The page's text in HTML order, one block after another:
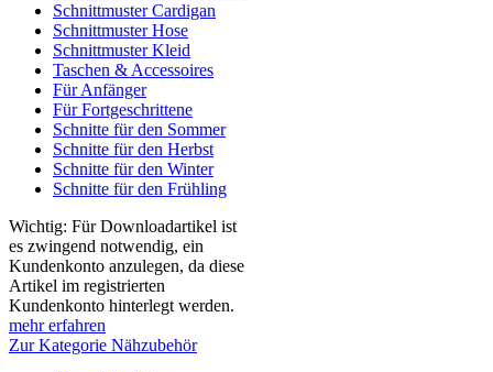
Schnittmuster Cardigan
Schnittmuster Hose
Schnittmuster Kleid
Taschen & Accessoires
Für Anfänger
Für Fortgeschrittene
Schnitte für den Sommer
Schnitte für den Herbst
Schnitte für den Winter
Schnitte für den Frühling
Wichtig: Für Downloadartikel ist
es zwingend notwendig, ein
Kundenkonto anzulegen, da diese
Artikel im registrierten
Kundenkonto hinterlegt werden.
mehr erfahren
Zur Kategorie Nähzubehör